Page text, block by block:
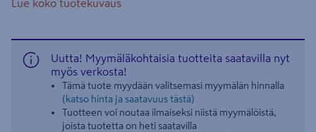
Lue koko tuotekuvaus
Uutta! Myymäläkohtaisia tuotteita saatavilla nyt
myös verkosta!
Tämä tuote myydään valitsemasi myymälän hinnalla
(katso hinta ja saatavuus tästä)
Tuotteen voi noutaa ilmaiseksi niistä myymälöistä,
joista tuotetta on heti saatavilla